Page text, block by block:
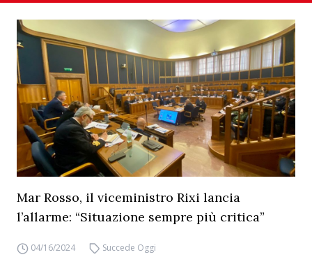
Mar Rosso, il viceministro Rixi lancia
l’allarme: “Situazione sempre più critica”
04/16/2024 Succede Oggi